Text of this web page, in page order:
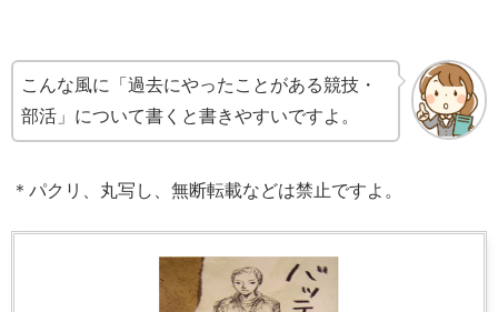
こんな風に「過去にやったことがある競技・
部活」について書くと書きやすいですよ。
＊パクリ、丸写し、無断転載などは禁止ですよ。